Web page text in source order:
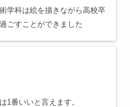
学科は絵を描きながら高校卒
ごすことができました
1番いいと言えます。